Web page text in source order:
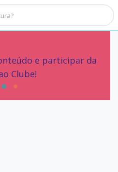
e participar da
Clube!